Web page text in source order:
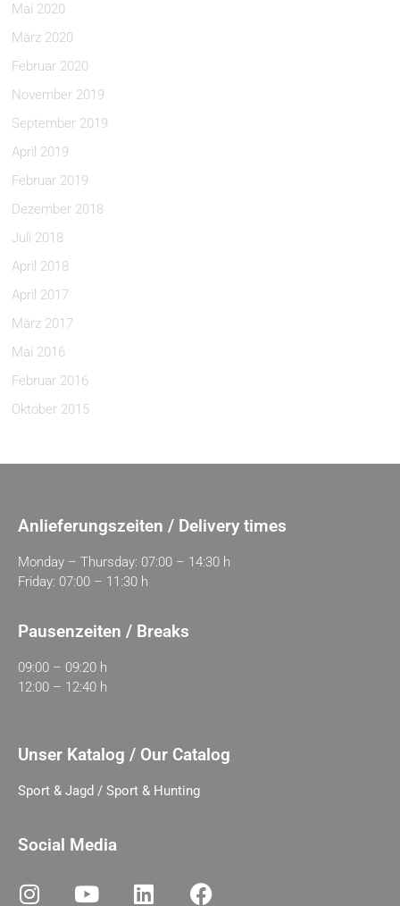
Mai 2020
März 2020
Februar 2020
November 2019
September 2019
April 2019
Februar 2019
Dezember 2018
Juli 2018
April 2018
April 2017
März 2017
Mai 2016
Februar 2016
Oktober 2015
Anlieferungszeiten / Delivery times
Monday – Thursday: 07:00 – 14:30 h
Friday: 07:00 – 11:30 h
Pausenzeiten / Breaks
09:00 – 09:20 h
12:00 – 12:40 h
Unser Katalog / Our Catalog
Sport & Jagd / Sport & Hunting
Social Media